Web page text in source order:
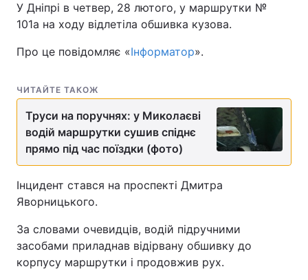
У Дніпрі в четвер, 28 лютого, у маршрутки №
101а на ходу відлетіла обшивка кузова.
Про це повідомляє «Інформатор».
ЧИТАЙТЕ ТАКОЖ
Труси на поручнях: у Миколаєві
водій маршрутки сушив спіднє
прямо під час поїздки (фото)
Інцидент стався на проспекті Дмитра
Яворницького.
За словами очевидців, водій підручними
засобами приладнав відірвану обшивку до
корпусу маршрутки і продовжив рух.